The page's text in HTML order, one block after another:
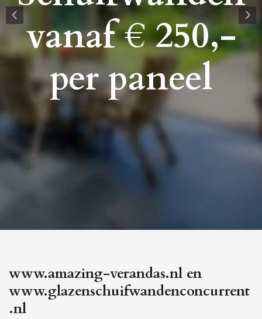
vanaf € 250,-
per paneel
www.amazing-verandas.nl en
www.glazenschuifwandenconcurrent
.nl